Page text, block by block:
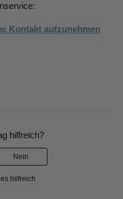
Kontakt aufzunehmen
hilfreich?
Nein
hilfreich